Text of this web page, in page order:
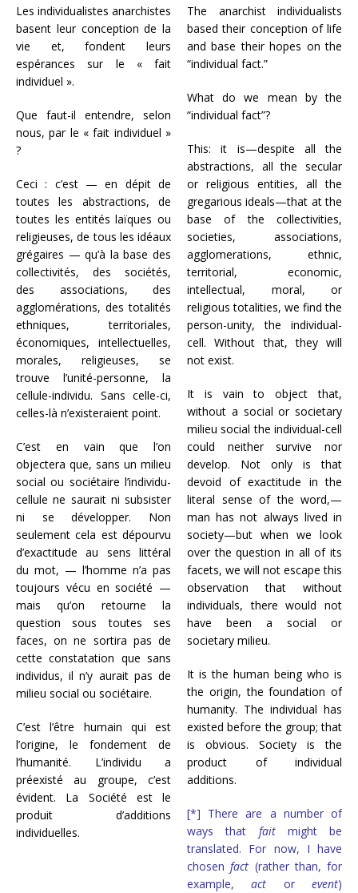
Les individualistes anarchistes
basent leur conception de la
vie et, fondent leurs
espérances sur le « fait
individuel ».
Que faut-il entendre, selon
nous, par le « fait individuel »
?
Ceci : c’est — en dépit de
toutes les abstractions, de
toutes les entités laïques ou
religieuses, de tous les idéaux
grégaires — qu’à la base des
collectivités, des sociétés,
des associations, des
agglomérations, des totalités
ethniques, territoriales,
économiques, intellectuelles,
morales, religieuses, se
trouve l’unité-personne, la
cellule-individu. Sans celle-ci,
celles-là n’existeraient point.
C’est en vain que l’on
objectera que, sans un milieu
social ou sociétaire l’individu-
cellule ne saurait ni subsister
ni se développer. Non
seulement cela est dépourvu
d’exactitude au sens littéral
du mot, — l’homme n’a pas
toujours vécu en société —
mais qu’on retourne la
question sous toutes ses
faces, on ne sortira pas de
cette constatation que sans
individus, il n’y aurait pas de
milieu social ou sociétaire.
C’est l’être humain qui est
l’origine, le fondement de
l’humanité. L’individu a
préexisté au groupe, c’est
évident. La Société est le
produit d’additions
individuelles.
The anarchist individualists
based their conception of life
and base their hopes on the
“individual fact.”
What do we mean by the
“individual fact”?
This: it is—despite all the
abstractions, all the secular
or religious entities, all the
gregarious ideals—that at the
base of the collectivities,
societies, associations,
agglomerations, ethnic,
territorial, economic,
intellectual, moral, or
religious totalities, we find the
person-unity, the individual-
cell. Without that, they will
not exist.
It is vain to object that,
without a social or societary
milieu social the individual-cell
could neither survive nor
develop. Not only is that
devoid of exactitude in the
literal sense of the word,—
man has not always lived in
society—but when we look
over the question in all of its
facets, we will not escape this
observation that without
individuals, there would not
have been a social or
societary milieu.
It is the human being who is
the origin, the foundation of
humanity. The individual has
existed before the group; that
is obvious. Society is the
product of individual
additions.
[*] There are a number of
ways that faitmight be
translated. For now, I have
chosenfact (rather than, for
example,act orevent)